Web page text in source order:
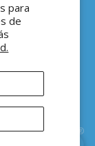
para
de
|Vitamina Online®